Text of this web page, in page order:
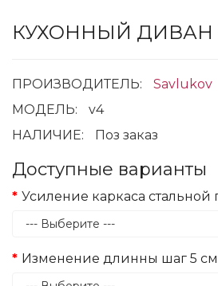
КУХОННЫЙ ДИВАН
ПРОИЗВОДИТЕЛЬ:
Savlukov
МОДЕЛЬ:
v4
НАЛИЧИЕ:
Поз заказ
Доступные варианты
Усиление каркаса стальной
Изменение длинны шаг 5 см